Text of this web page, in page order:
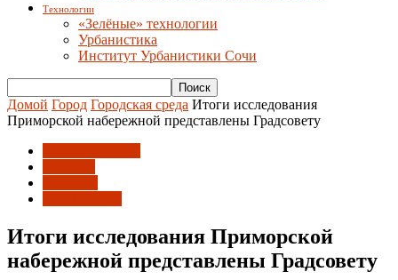
Технологии
«Зелёные» технологии
Урбанистика
Институт Урбанистики Сочи
Домой Город Городская среда Итоги исследования
Приморской набережной представлены Градсовету
Итоги исследования Приморской
набережной представлены Градсовету